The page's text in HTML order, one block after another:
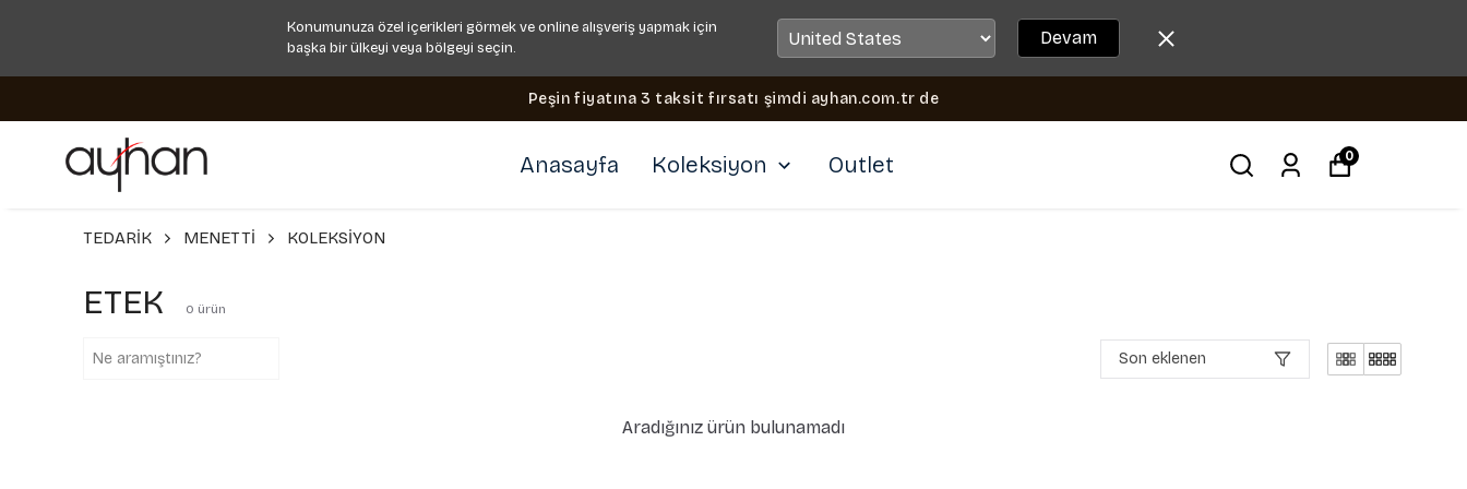
Konumunuza özel içerikleri görmek ve online alışveriş yapmak için
başka bir ülkeyi veya bölgeyi seçin.
Devam
Peşin fiyatına 3 taksit fırsatı şimdi ayhan.com.tr de
Anasayfa Koleksiyon Outlet 0
TEDARİK MENETTİ KOLEKSİYON
ETEK 0 ürün
Son eklenen
Aradığınız ürün bulunamadı